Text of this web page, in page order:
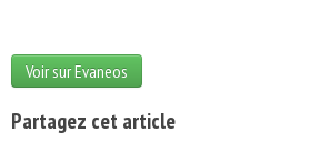
Voir sur Evaneos
Partagez cet article